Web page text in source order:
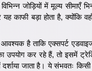
जोड़ियों में मूल्य सीमाएँ
काफी बड़ा होता है, क्योंकि
है ताकि एक्सपर्ट
उपयोग कर रहे हैं, तो इसमें
जाता है। ये संभवतः किसी